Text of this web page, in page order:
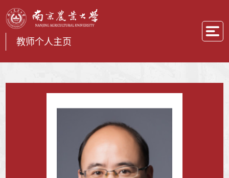
教师个人主页